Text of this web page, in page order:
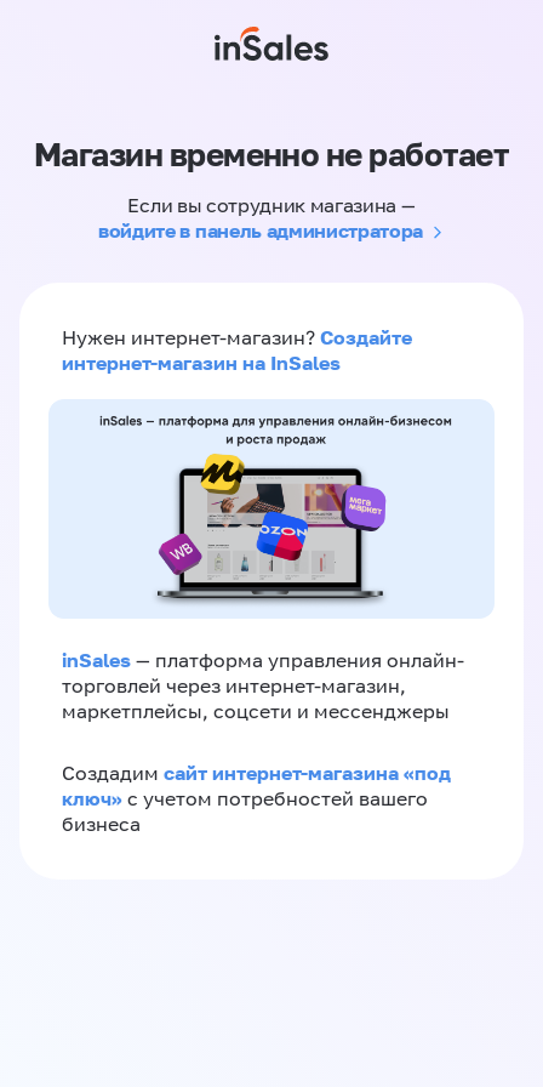
Магазин временно не работает
Если вы сотрудник магазина —
войдите в панель администратора
Нужен интернет-магазин? Создайте
интернет-магазин на InSales
inSales — платформа управления онлайн-
торговлей через интернет-магазин,
маркетплейсы, соцсети и мессенджеры
Создадим сайт интернет-магазина «под
ключ» с учетом потребностей вашего
бизнеса